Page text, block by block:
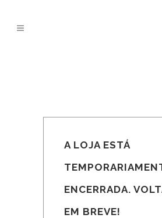
A LOJA ESTÁ
ENCERRADA.
EM BREVE!